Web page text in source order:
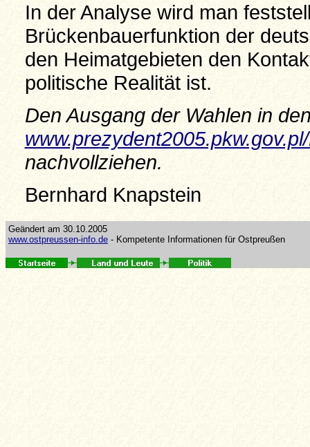
In der Analyse wird man
Brückenbauerfunktion der
den Heimatgebieten den
politische Realität ist.
Den Ausgang der Wahlen in
nachvollziehen.
Bernhard Knapstein
Geändert am 30.10.2005
www.ostpreussen-info.de - Kompetente Informationen für Ostpreußen